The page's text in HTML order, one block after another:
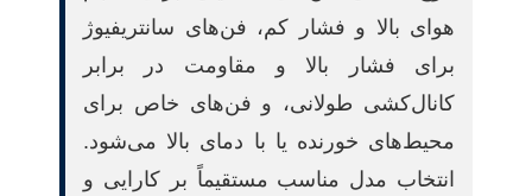
هوای بالا و فشار کم، فن‌های سانتریفیوژ
برای فشار بالا و مقاومت در برابر
کانال‌کشی طولانی، و فن‌های خاص برای
محیط‌های خورنده یا با دمای بالا می‌شود.
انتخاب مدل مناسب مستقیماً بر کارایی و